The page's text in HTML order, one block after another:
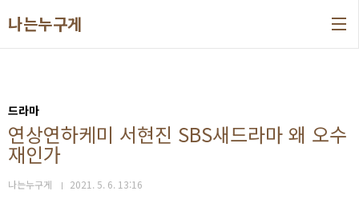
나는누구게
드라마
연상연하케미 서현진 SBS새드라마 왜 오수
재인가
나는누구게 2021. 5. 6. 13:16